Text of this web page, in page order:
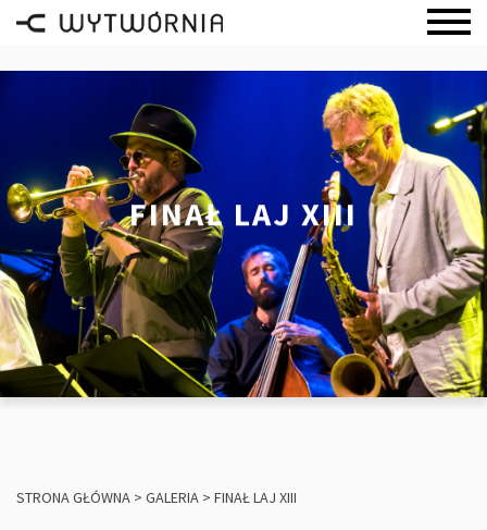
FINAŁ LAJ XIII
STRONA GŁÓWNA > GALERIA > FINAŁ LAJ XIII